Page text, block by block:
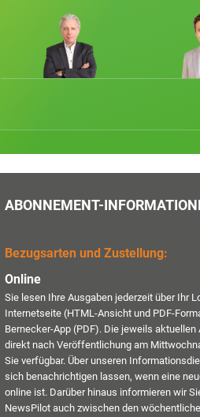
ABONNEMENT-
Bezugsarten und Zustellung:
Online
Sie lesen Ihre Ausgaben jederzeit über Ihr
Internetseite (HTML-Ansicht und PDF-
Bernecker-App (PDF). Die jeweils aktuellen
direkt nach Veröffentlichung am
Sie verfügbar. Über unseren
sich benachrichtigen lassen, wenn eine
online ist. Darüber hinaus informieren wir
NewsPilot auch zwischen den